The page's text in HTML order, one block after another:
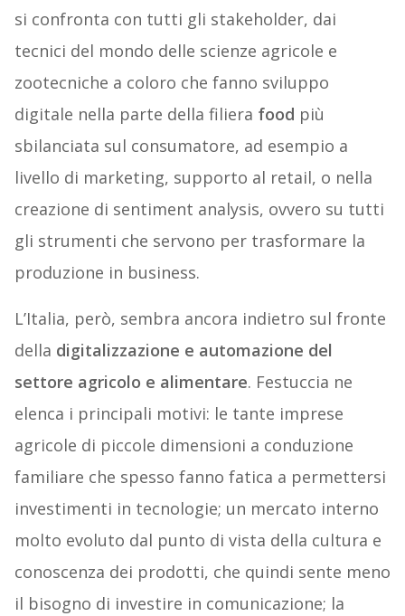
si confronta con tutti gli stakeholder, dai
tecnici del mondo delle scienze agricole e
zootecniche a coloro che fanno sviluppo
digitale nella parte della filiera food più
sbilanciata sul consumatore, ad esempio a
livello di marketing, supporto al retail, o nella
creazione di sentiment analysis, ovvero su tutti
gli strumenti che servono per trasformare la
produzione in business.
L’Italia, però, sembra ancora indietro sul fronte
della digitalizzazione e automazione del
settore agricolo e alimentare. Festuccia ne
elenca i principali motivi: le tante imprese
agricole di piccole dimensioni a conduzione
familiare che spesso fanno fatica a permettersi
investimenti in tecnologie; un mercato interno
molto evoluto dal punto di vista della cultura e
conoscenza dei prodotti, che quindi sente meno
il bisogno di investire in comunicazione; la